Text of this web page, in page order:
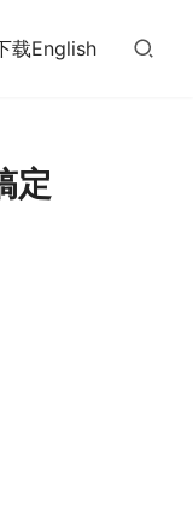
载English
定